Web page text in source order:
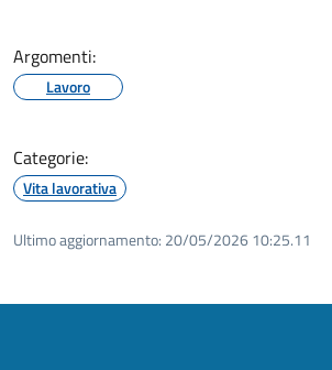
Argomenti:
Lavoro
Categorie:
Vita lavorativa
Ultimo aggiornamento: 20/05/2026 10:25.11